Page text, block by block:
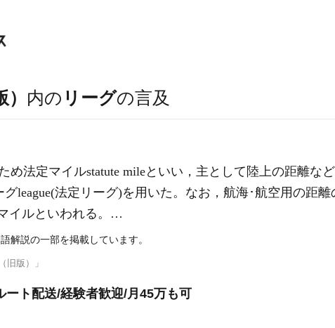
内の リーグの言及
法定マイルstatute mileといい，主として陸上の距離な
league(法定リーグ)を用いた。なお，航海･航空用の距
イルといわれる。…
解説の一部を掲載しています。
旧版）」
ート配送/経験者歓迎/月45万も可